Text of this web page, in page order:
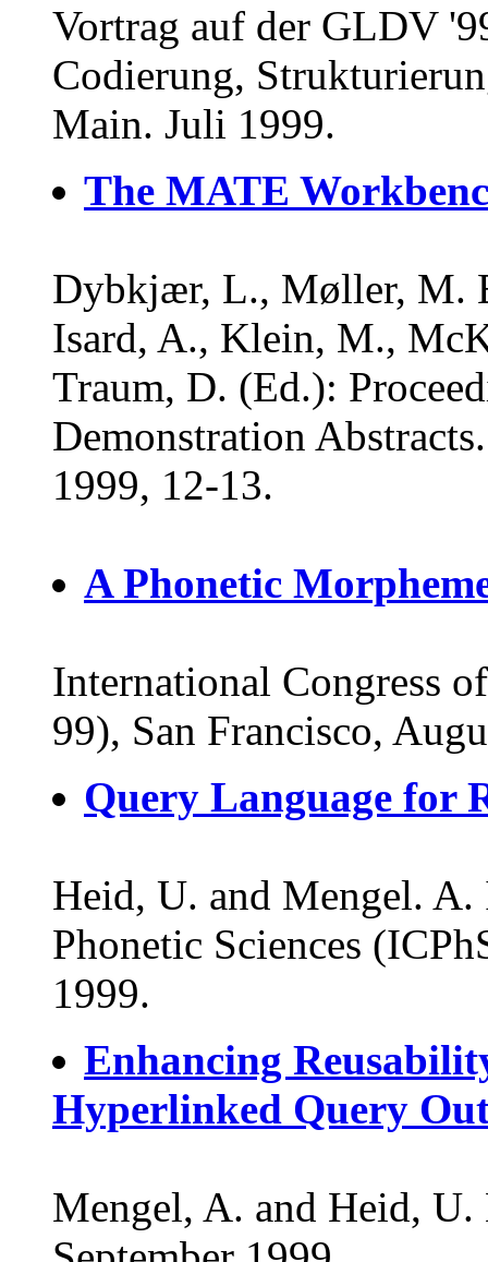
Vortrag auf der GLDV
Codierung,
Main. Juli 1999.
The MATE
Dybkjær, L., Møller, M.
Isard, A., Klein, M.,
Traum, D. (Ed.):
Demonstration
1999, 12-13.
A Phonetic
International Congress
99), San Francisco,
Query Language for
Heid, U. and Mengel.
Phonetic Sciences
1999.
Enhancing
Hyperlinked Query
Mengel, A. and Heid, U.